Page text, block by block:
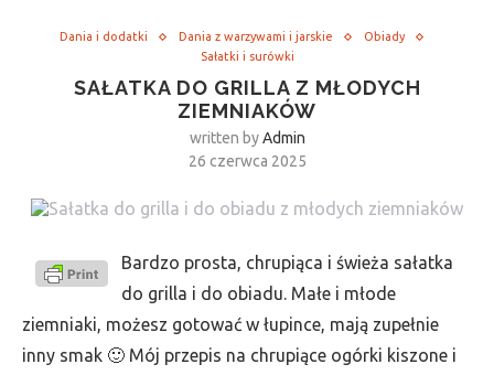
Dania i dodatki Dania z warzywami i jarskie
Obiady
Sałatki i surówki
SAŁATKA DO GRILLA Z MŁODYCH
ZIEMNIAKÓW
written byAdmin
26 czerwca 2025
Bardzo prosta, chrupiąca i świeża sałatka
do grilla i do obiadu. Małe i młode
ziemniaki, możesz gotować w łupince, mają zupełnie
inny smak 🙂 Mój przepis na chrupiące ogórki kiszone i